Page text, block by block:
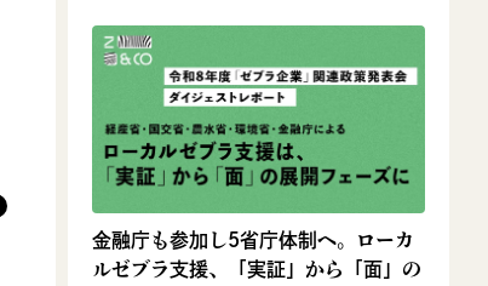
金融庁も参加し5省庁体制へ。ローカ
ルゼブラ支援、「実証」から「面」の